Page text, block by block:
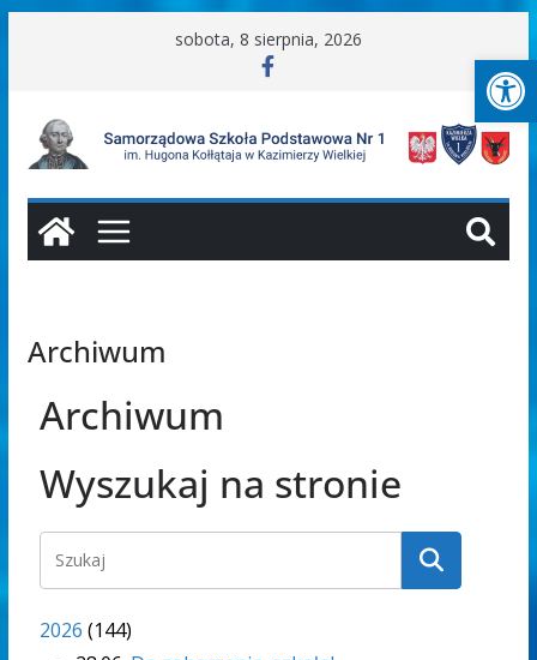
sobota, 8 sierpnia, 2026
Archiwum
Archiwum
Wyszukaj na stronie
2026 (144)